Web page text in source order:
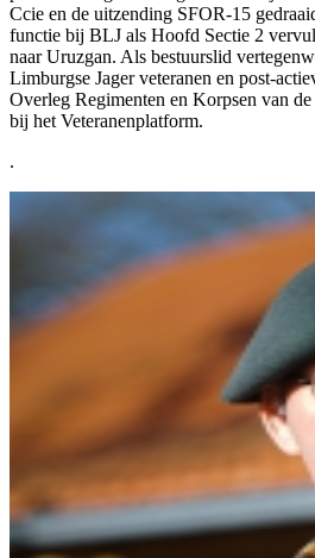
Ccie en de uitzending SFOR-15
functie bij BLJ als Hoofd Sectie 2
naar Uruzgan. Als bestuurslid
Limburgse Jager veteranen en post-
Overleg Regimenten en Korpsen van
bij het Veteranenplatform.
.